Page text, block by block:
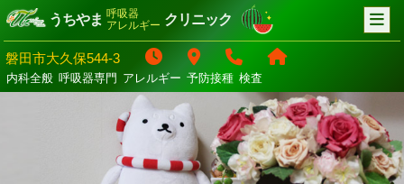
うちやま 呼吸器
アレルギー クリニック
磐田市大久保544-3
内科全般 呼吸器専門 アレルギー 予防接種 検査